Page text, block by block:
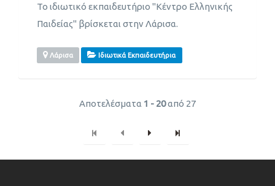
Το ιδιωτικό εκπαιδευτήριο "Κέντρο Ελληνικής
Παιδείας" βρίσκεται στην Λάρισα.
Λάρισα Ιδιωτικά Εκπαιδευτήρια
Αποτελέσματα 1 - 20από 27